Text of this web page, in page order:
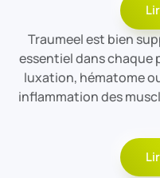
Traumeel est bien
essentiel dans chaque
luxation, hématome
inflammation des